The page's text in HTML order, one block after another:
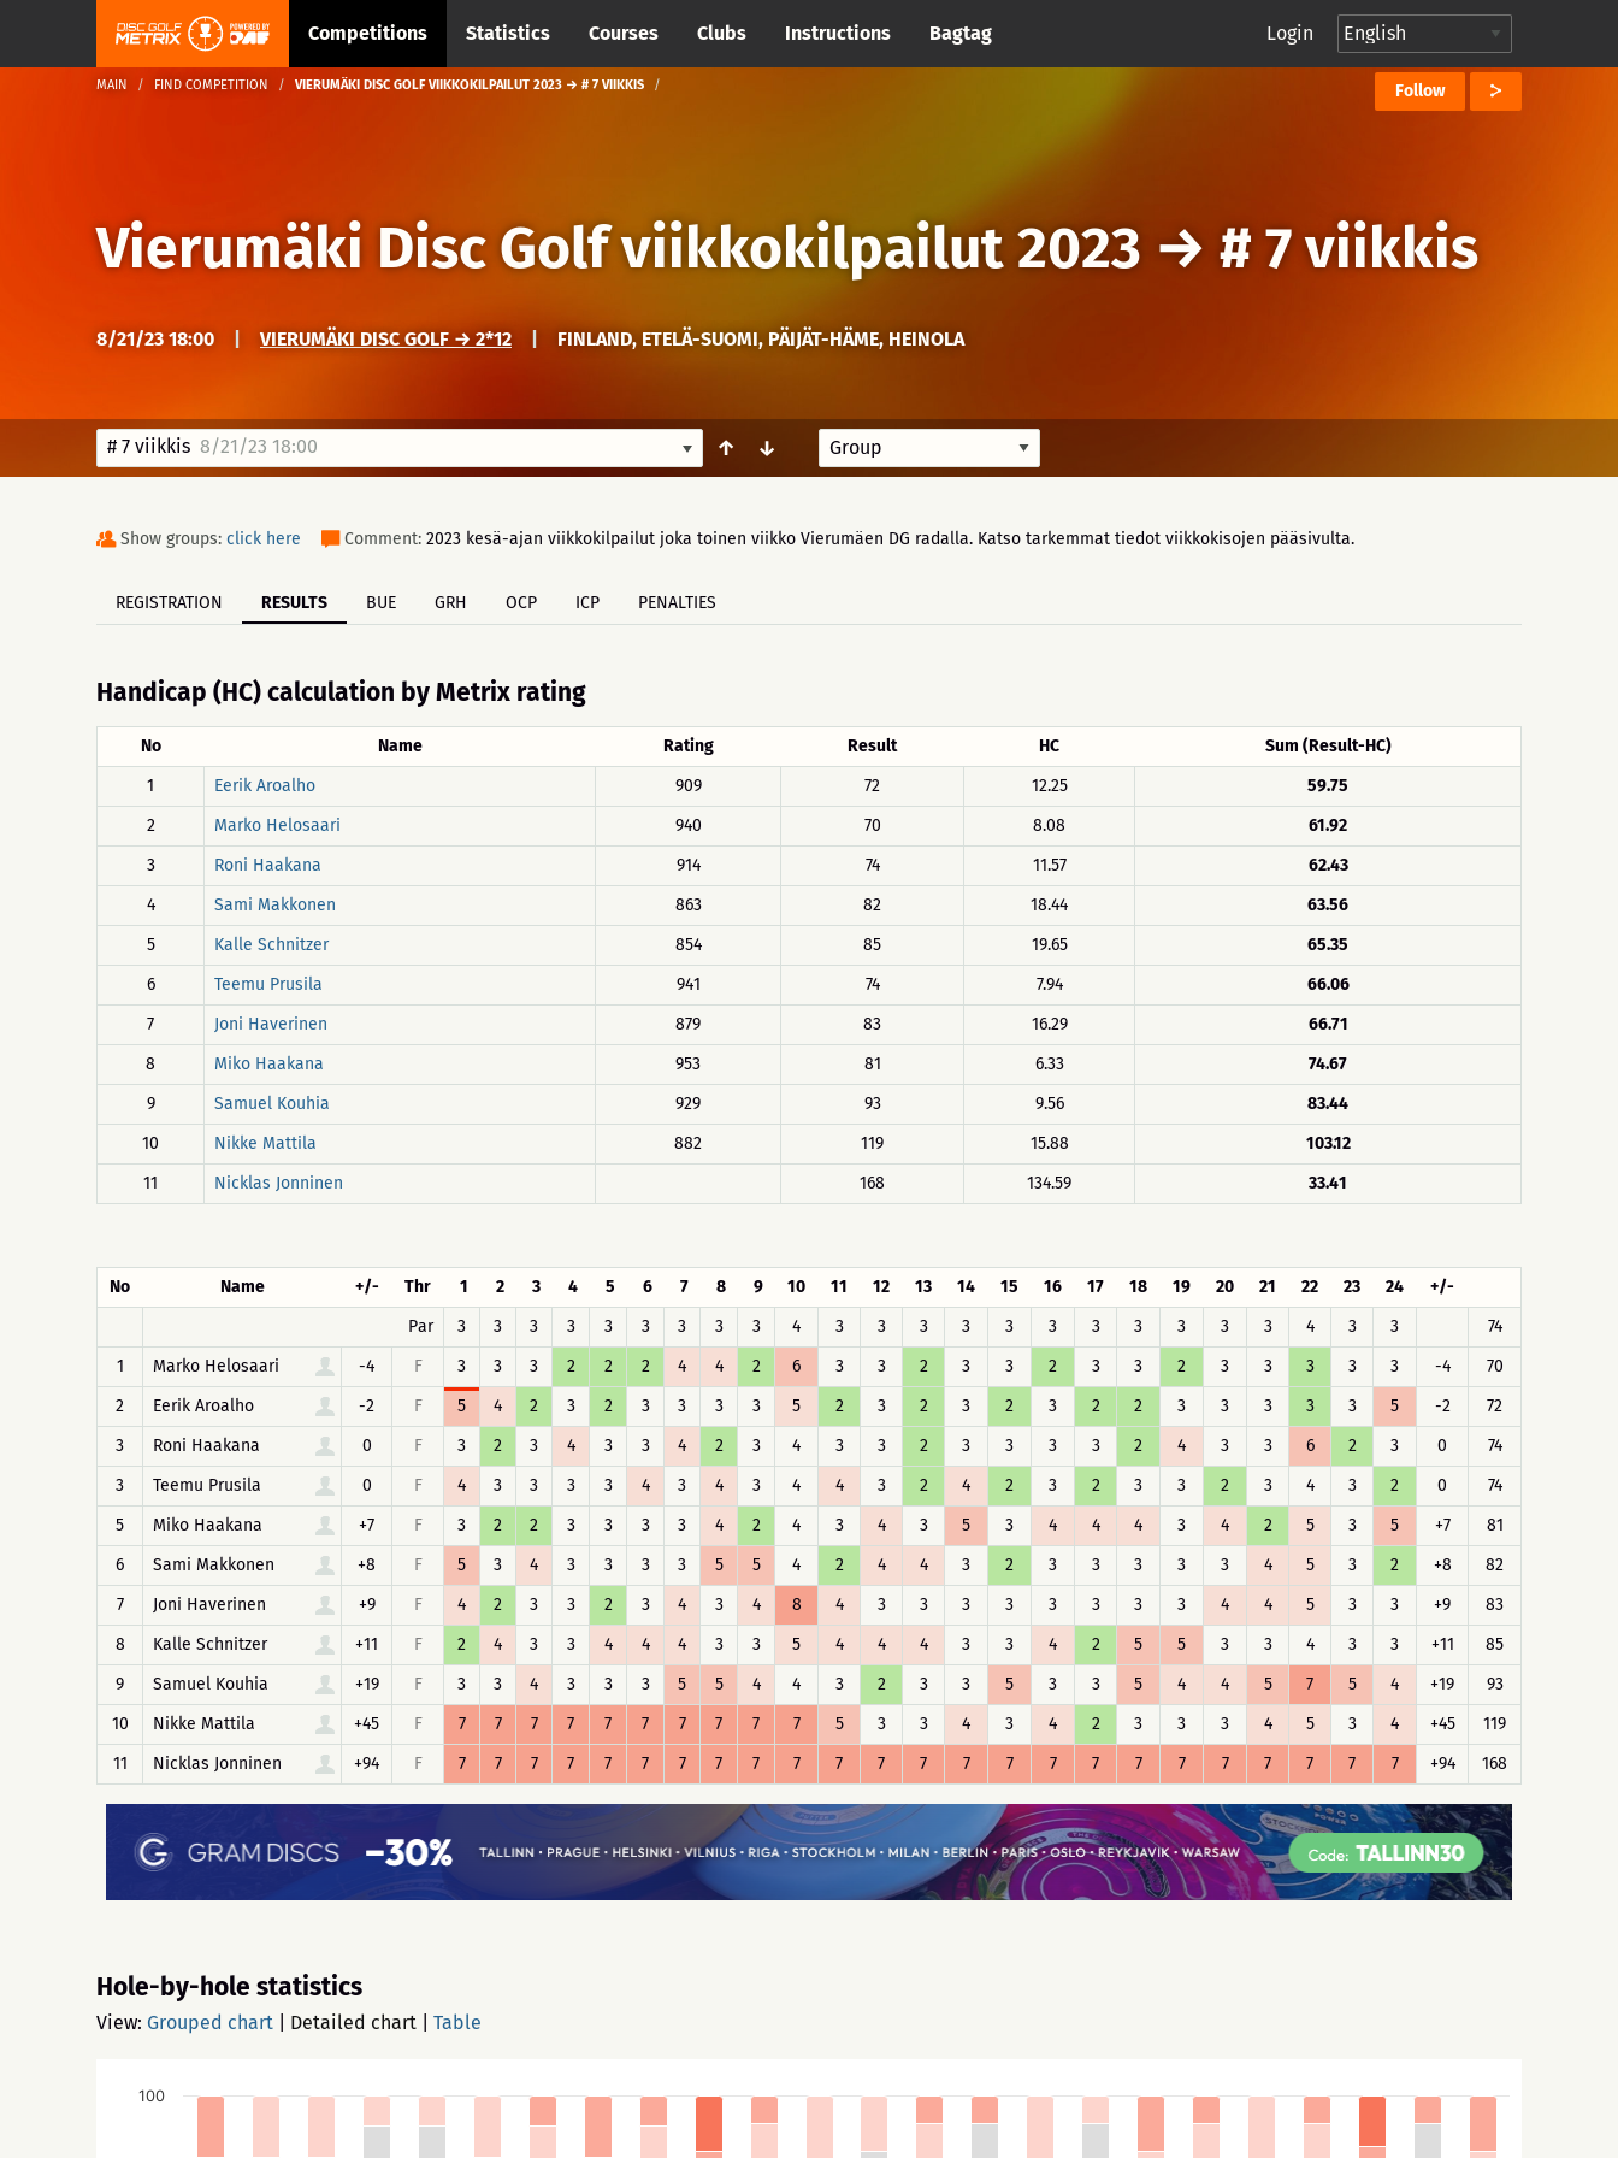
Competitions Statistics Courses Clubs Instructions Bagtag Login
MAIN FIND COMPETITION VIERUMÄKI DISC GOLF VIIKKOKILPAILUT 2023 → # 7 VIIKKIS Follow
Vierumäki Disc Golf viikkokilpailut 2023 → # 7 viikkis
8/21/23 18:00 VIERUMÄKI DISC GOLF → 2*12 FINLAND, ETELÄ-SUOMI, PÄIJÄT-HÄME, HEINOLA
# 7 viikkis 8/21/23 18:00 ↑ ↓
Show groups: click here Comment: 2023 kesä-ajan viikkokilpailut joka toinen viikko Vierumäen DG radalla. Katso tarkemmat tiedot viikkokisojen pääsivulta.
REGISTRATION RESULTS BUE GRH OCP ICP PENALTIES
Handicap (HC) calculation by Metrix rating
No Name Rating Result HC
Sum (Result-HC)
1
Eerik Aroalho 909 72 12.25
59.75
2
Marko Helosaari 940 70 8.08
61.92
3
Roni Haakana 914 74 11.57
62.43
4
Sami Makkonen 863 82 18.44
63.56
5
Kalle Schnitzer 854 85 19.65
65.35
6
Teemu Prusila 941 74 7.94
66.06
7
Joni Haverinen 879 83 16.29
66.71
8
Miko Haakana 953 81 6.33
74.67
9
Samuel Kouhia 929 93 9.56
83.44
10
Nikke Mattila 882 119 15.88
103.12
11
Nicklas Jonninen 168 134.59 33.41
No Name +/- Thr 1 2 3 4 5 6 7 8 9 10 11 12 13 14 15 16 17 18 19 20 21 22 23 24
+/-
Par
3 3 3 3 3 3 3 3 3 4 3 3 3 3 3 3 3 3 3 3 3 4 3 3
74
1
Marko Helosaari -4 F 3 3 3 2 2 2 4 4 2 6 3 3 2 3 3 2 3 3 2 3 3 3 3 3 -4
70
2
Eerik Aroalho -2 F 5 4 2 3 2 3 3 3 3 5 2 3 2 3 2 3 2 2 3 3 3 3 3 5 -2
72
3
Roni Haakana 0 F 3 2 3 4 3 3 4 2 3 4 3 3 2 3 3 3 3 2 4 3 3 6 2 3 0
74
3
Teemu Prusila 0 F 4 3 3 3 3 4 3 4 3 4 4 3 2 4 2 3 2 3 3 2 3 4 3 2 0
74
5
Miko Haakana +7 F 3 2 2 3 3 3 3 4 2 4 3 4 3 5 3 4 4 4 3 4 2 5 3 5 +7
81
6
Sami Makkonen +8 F 5 3 4 3 3 3 3 5 5 4 2 4 4 3 2 3 3 3 3 3 4 5 3 2 +8
82
7
Joni Haverinen +9 F 4 2 3 3 2 3 4 3 4 8 4 3 3 3 3 3 3 3 3 4 4 5 3 3 +9
83
8
Kalle Schnitzer +11 F 2 4 3 3 4 4 4 3 3 5 4 4 4 3 3 4 2 5 5 3 3 4 3 3 +11
85
9
Samuel Kouhia +19 F 3 3 4 3 3 3 5 5 4 4 3 2 3 3 5 3 3 5 4 4 5 7 5 4 +19
93
10
Nikke Mattila +45 F 7 7 7 7 7 7 7 7 7 7 5 3 3 4 3 4 2 3 3 3 4 5 3 4 +45
119
11
Nicklas Jonninen +94 F 7 7 7 7 7 7 7 7 7 7 7 7 7 7 7 7 7 7 7 7 7 7 7 7 +94 168
Hole-by-hole statistics
View: Grouped chart Detailed chart Table
100